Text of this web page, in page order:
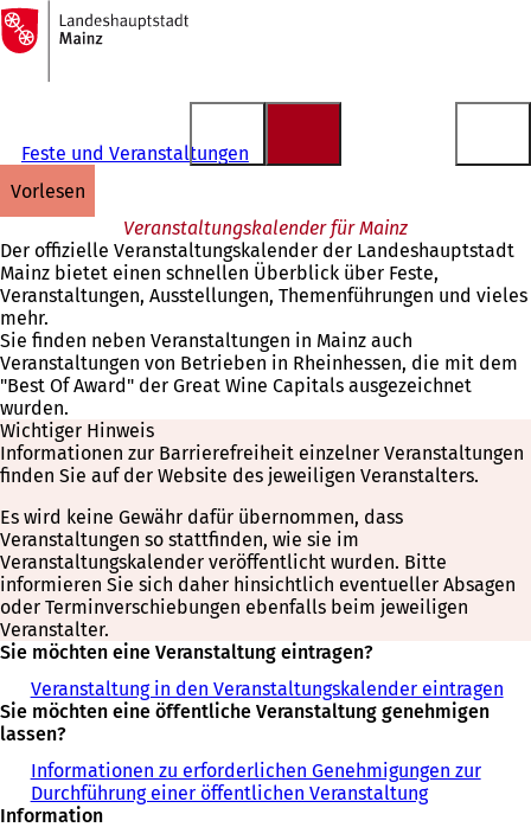
Inhalt anspringen
Zur
Startseite
Feste und Veranstaltungen
vorlesen
Veranstaltungskalender für Mainz
Der offizielle Veranstaltungskalender der Landeshauptstadt
Mainz bietet einen schnellen Überblick über Feste,
Veranstaltungen, Ausstellungen, Themenführungen und vieles
mehr.
Sie finden neben Veranstaltungen in Mainz auch
Veranstaltungen von Betrieben in Rheinhessen, die mit dem
"Best Of Award" der Great Wine Capitals ausgezeichnet
wurden.
Wichtiger Hinweis
Informationen zur Barrierefreiheit einzelner Veranstaltungen
finden Sie auf der Website des jeweiligen Veranstalters.
Es wird keine Gewähr dafür übernommen, dass
Veranstaltungen so stattfinden, wie sie im
Veranstaltungskalender veröffentlicht wurden. Bitte
informieren Sie sich daher hinsichtlich eventueller Absagen
oder Terminverschiebungen ebenfalls beim jeweiligen
Veranstalter.
Sie möchten eine Veranstaltung eintragen?
Veranstaltung in den Veranstaltungskalender eintragen
Sie möchten eine öffentliche Veranstaltung genehmigen
lassen?
Informationen zu erforderlichen Genehmigungen zur
Durchführung einer öffentlichen Veranstaltung
Information